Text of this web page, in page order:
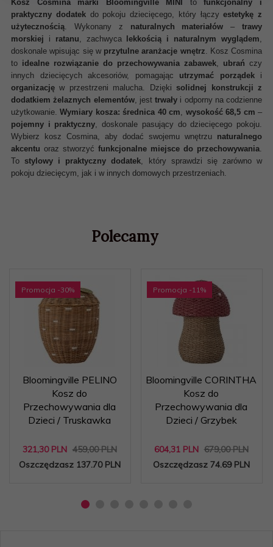
Kosz Cosmina marki Bloomingville MINI tofunkcjonalny i
praktyczny dodatekdo pokoju dziecięcego, który łączyestetykę z
użytecznością. Wykonany z naturalnych materiałów –trawy
morskiej i ratanu, zachwyca lekkością i naturalnym wyglądem,
doskonale wpisując się w przytulne aranżacje wnętrz. Kosz Cosmina
to idealne rozwiązanie do przechowywania zabawek, ubrań czy
innych dziecięcych akcesoriów, pomagając utrzymać porządeki
organizację w przestrzeni malucha. Dziękisolidnej konstrukcji z
dodatkiem żelaznych elementów, jest trwały i odporny na codzienne
użytkowanie.Wymiary kosza: średnica 40 cm, wysokość 68,5 cm –
pojemny i praktyczny, doskonale pasujący do dziecięcego pokoju.
Wybierz kosz Cosmina, aby dodać swojemu wnętrzu naturalnego
akcentu oraz stworzyć funkcjonalne miejsce do przechowywania.
Tostylowy i praktyczny dodatek, który sprawdzi się zarówno w
pokoju dziecięcym, jak i w innych domowych przestrzeniach.
Polecamy
Promocja -30%
Bloomingville PELINO
Kosz do
Przechowywania dla
Dzieci / Truskawka
321,30 PLN 459,00 PLN
Oszczędzasz 137.70 PLN
Promocja -11%
Bloomingville CORINTHA
Kosz do
Przechowywania dla
Dzieci / Grzybek
604,31 PLN 679,00 PLN
Oszczędzasz 74.69 PLN